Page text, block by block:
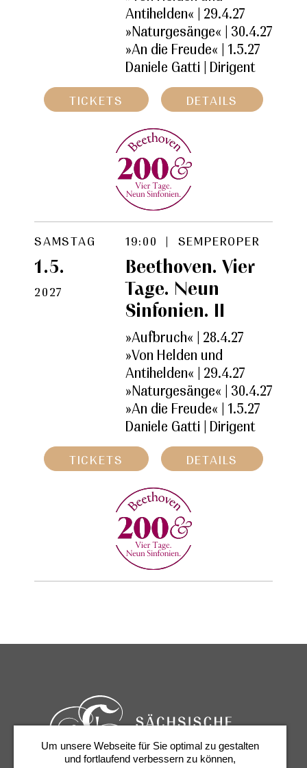
Antihelden« | 29.4.27
»Naturgesänge« | 30.4.27
»An die Freude« | 1.5.27
Daniele Gatti | Dirigent
TICKETS DETAILS
SAMSTAG
1.5.
2027
19:00 | SEMPEROPER
Beethoven. Vier
Tage. Neun
Sinfonien. II
»Aufbruch« | 28.4.27
»Von Helden und
Antihelden« | 29.4.27
»Naturgesänge« | 30.4.27
»An die Freude« | 1.5.27
Daniele Gatti | Dirigent
TICKETS DETAILS
Um unsere Webseite für Sie optimal zu gestalten
und fortlaufend verbessern zu können,